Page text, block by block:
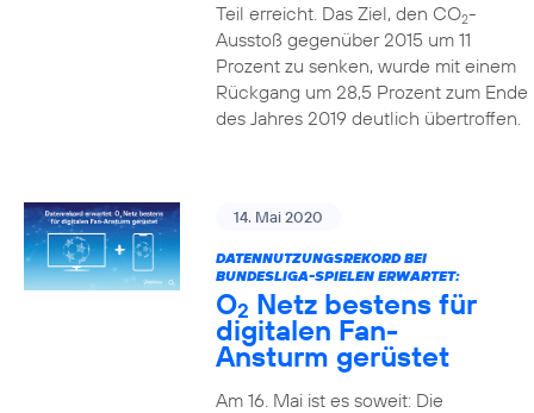
Teil erreicht. Das Ziel, den CO2-
Ausstoß gegenüber 2015 um 11
Prozent zu senken, wurde mit einem
Rückgang um 28,5 Prozent zum Ende
des Jahres 2019 deutlich übertroffen.
14. Mai 2020
DATENNUTZUNGSREKORD BEI
BUNDESLIGA-SPIELEN ERWARTET:
O2 Netz bestens für
digitalen Fan-
Ansturm gerüstet
Am 16. Mai ist es soweit: Die